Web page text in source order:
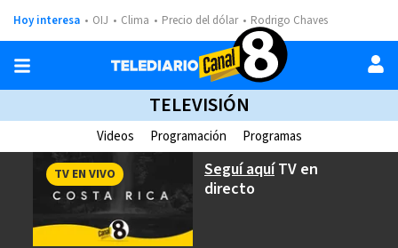
Hoy interesa OIJ Clima Precio del dólar Rodrigo Chaves
TELEVISIÓN
Videos Programación Programas
Seguí aquíTV en
directo
TV EN VIVO